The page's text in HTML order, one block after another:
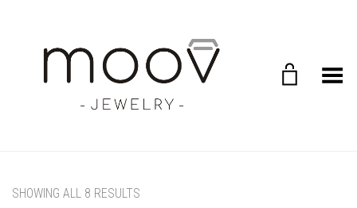
Toggle Menu
SHOWING ALL 8 RESULTS